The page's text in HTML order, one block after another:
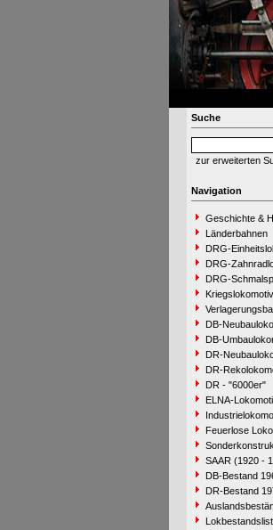
Suche
zur erweiterten
Navigation
Geschichte &
Länderbahnen
DRG-
DRG-
DRG-
DB-
DB-
DR-
DR-
DR - "6000er"
ELNA-
Feuerlose
SAAR (1920 -
DB-Bestand
DR-Bestand